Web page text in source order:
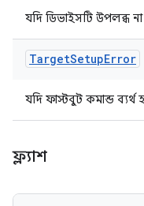
যদি ডিভাইসটি উপলব্ধ
TargetSetupError
যদি ফাস্টবুট কমান্ড ব্যর্থ
ফ্ল্যাশ